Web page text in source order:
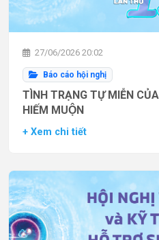
27/06/2026 20:02
Báo cáo hội nghị
TÌNH TRẠNG TỰ MIỄN
HIẾM MUỘN
+ Xem chi tiết